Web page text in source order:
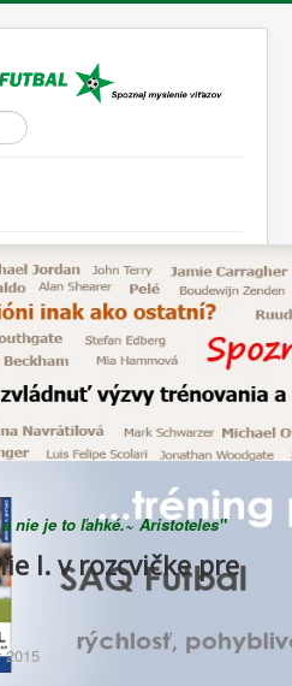
nie je to ľahké.~ Aristoteles"
I. v rozcvičke pre
2015